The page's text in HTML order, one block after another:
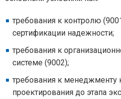
требования к контролю
сертификации надежности;
требования к
системе (9002);
требования к менеджменту
проектирования до этапа